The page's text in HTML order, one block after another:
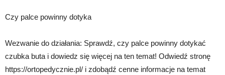
Czy palce powinny dotyka
Wezwanie do działania: Sprawdź, czy palce powinny dotykać
czubka buta i dowiedz się więcej na ten temat! Odwiedź stronę
https://ortopedycznie.pl/ i zdobądź cenne informacje na temat